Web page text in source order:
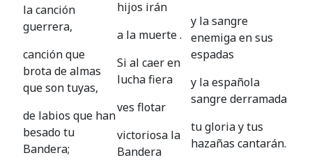
la canción
guerrera,
canción que
brota de almas
que son tuyas,
de labios que han
besado tu
Bandera;
hijos irán
a la muerte .
Si al caer en
lucha fiera
ves flotar
victoriosa la
Bandera
y la sangre
enemiga en sus
espadas
y la española
sangre derramada
tu gloria y tus
hazañas cantarán.